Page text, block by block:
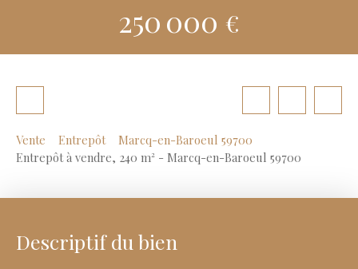
250 000 €
Vente Entrepôt
Marcq-en-Baroeul 59700
Entrepôt à vendre, 240 m² - Marcq-en-Baroeul 59700
Descriptif du bien